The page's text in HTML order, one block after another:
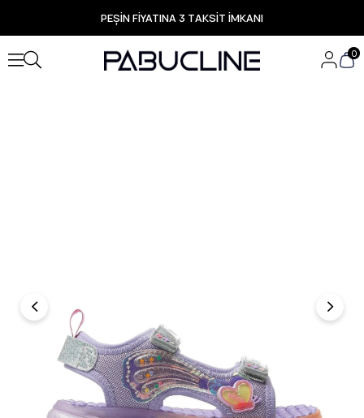
PEŞİN FİYATINA 3 TAKSİT İMKANI
TÜM ÜRÜNLERDE ÜCRETSİZ KARGO
Yeni Sezon Ürünlerde Özel Fırsatlar
Seçili Ürünlerde Hızlı Teslimat
0